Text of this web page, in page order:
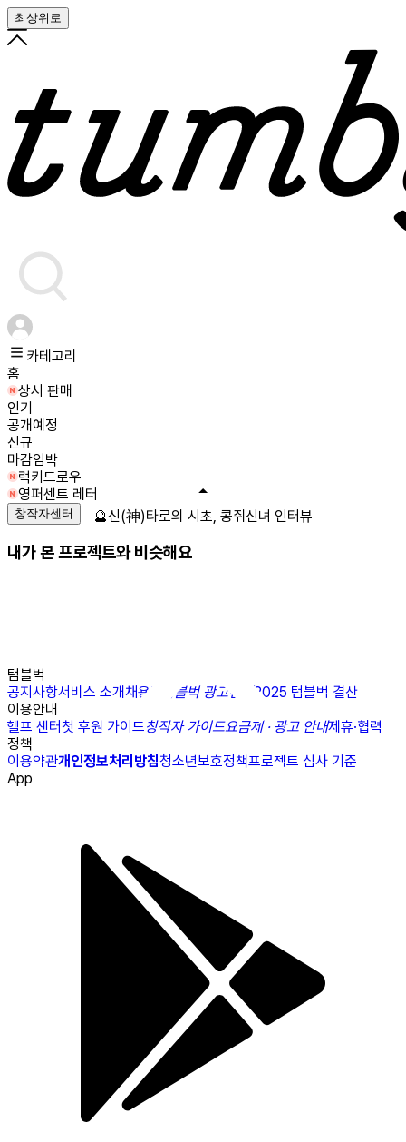
최상위로
카테고리
홈
상시 판매
인기
공개예정
신규
마감임박
럭키드로우
영퍼센트 레터
창작자센터
내가 본 프로젝트와 비슷해요
텀블벅
공지사항서비스 소개채용N 텀블벅 광고센터
2025 텀블벅 결산
이용안내
헬프 센터첫 후원 가이드창작자 가이드요금제 · 광고 안내제휴·협력
정책
이용약관개인정보처리방침청소년보호정책프로젝트 심사 기준
App
🔮신(神)타로의 시초, 콩쥐신녀 인터뷰